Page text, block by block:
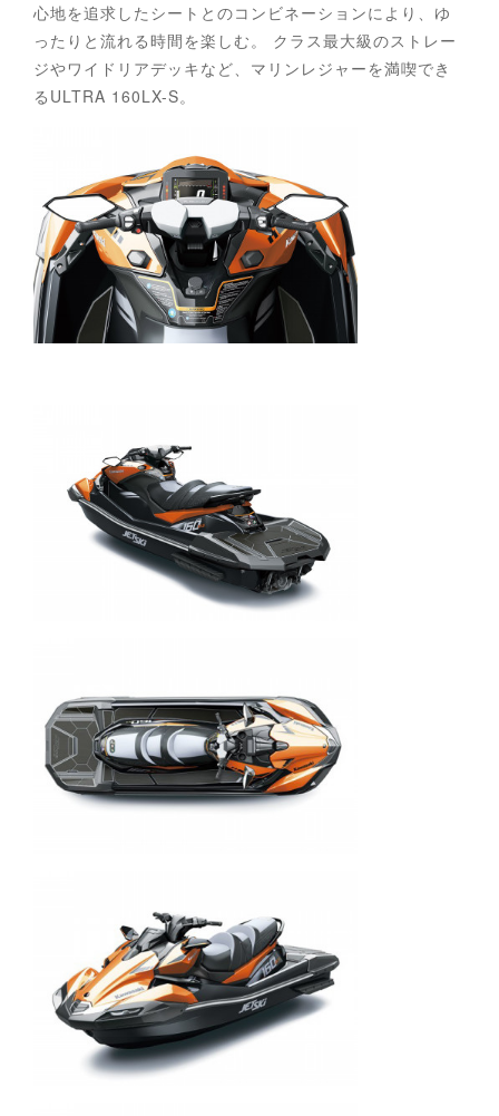
心地を追求したシートとのコンビネーションにより、ゆ
ったりと流れる時間を楽しむ。 クラス最大級のストレー
ジやワイドリアデッキなど、マリンレジャーを満喫でき
るULTRA 160LX-S。